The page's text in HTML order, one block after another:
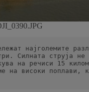
најголемите
Силната струја
на речиси 15
на високи